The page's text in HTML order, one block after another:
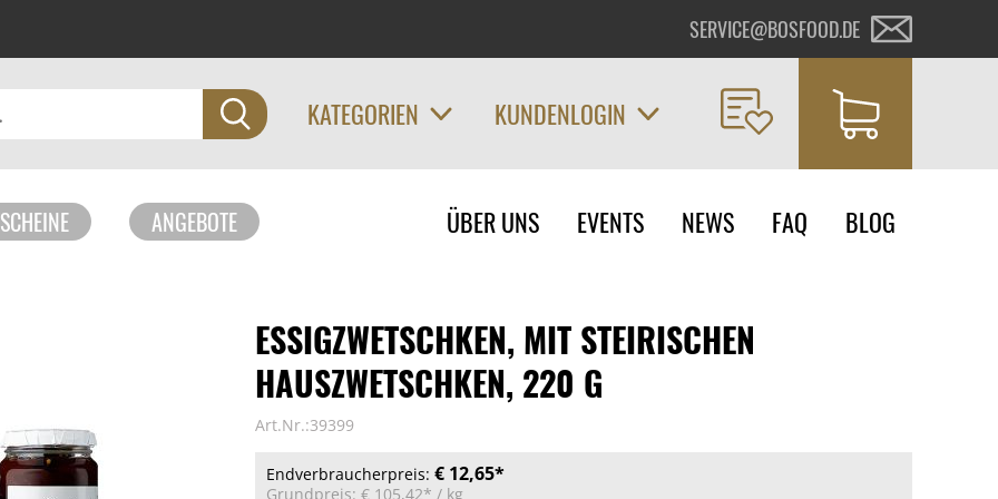
SERVICE@BOSFOOD.DE
KATEGORIEN KUNDENLOGIN
ANGEBOTE
Navigation
überspringen
ÜBER UNS EVENTS NEWS FAQ BLOG
ESSIGZWETSCHKEN, MIT STEIRISCHEN
HAUSZWETSCHKEN, 220 G
Art.Nr.:39399
Endverbraucherpreis: € 12,65*
Grundpreis: € 105,42* / kg